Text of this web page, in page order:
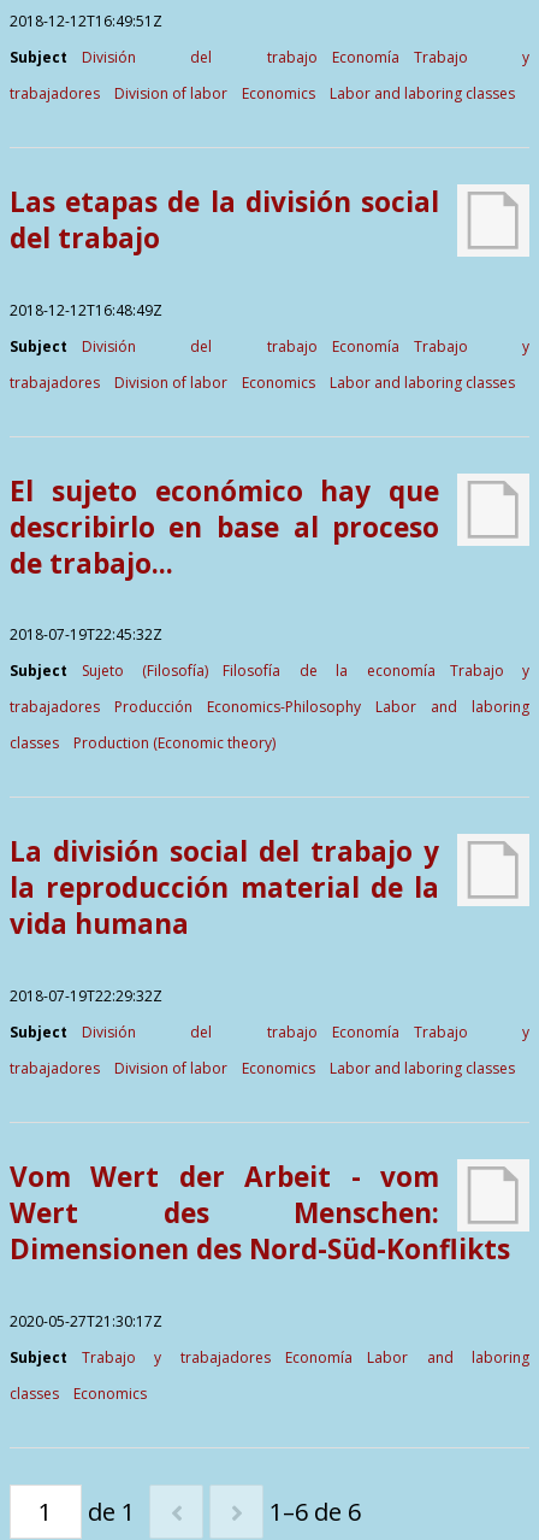
2018-12-12T16:49:51Z
Subject
División del trabajo Economía
Trabajo y
trabajadores
Division of labor Economics Labor and laboring classes
Las etapas de la división social
del trabajo
2018-12-12T16:48:49Z
Subject
División del trabajo Economía
Trabajo y
trabajadores
Division of labor Economics Labor and laboring classes
El sujeto económico hay que
describirlo en base al proceso
de trabajo...
2018-07-19T22:45:32Z
Subject
Sujeto (Filosofía) Filosofía de la economía
Trabajo y
trabajadores
Producción Economics-Philosophy
Labor and laboring
classes
Production (Economic theory)
La división social del trabajo y
la reproducción material de la
vida humana
2018-07-19T22:29:32Z
Subject
División del trabajo Economía
Trabajo y
trabajadores
Division of labor Economics Labor and laboring classes
Vom Wert der Arbeit - vom
Wert des Menschen:
Dimensionen des Nord-Süd-Konflikts
2020-05-27T21:30:17Z
Subject
Trabajo y trabajadores Economía
Labor and laboring
classes
Economics
de 1 1–6 de 6